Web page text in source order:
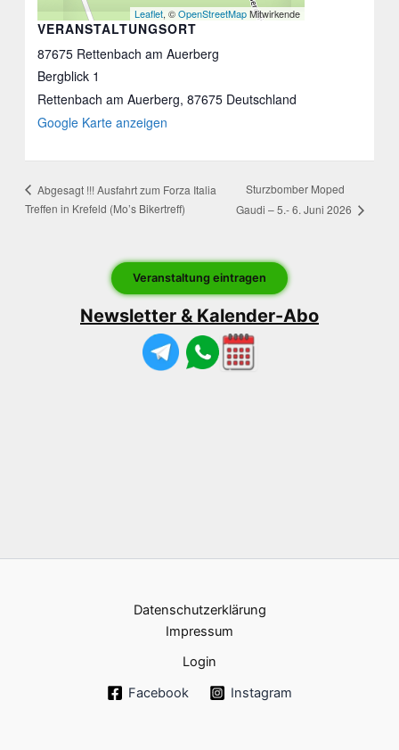
VERANSTALTUNGSORT
87675 Rettenbach am Auerberg
Bergblick 1
Rettenbach am Auerberg, 87675 Deutschland
Google Karte anzeigen
Leaflet, ©OpenStreetMapMitwirkende
Abgesagt !!! Ausfahrt zum Forza Italia
Treffen in Krefeld (Mo’s Bikertreff)
Sturzbomber Moped
Gaudi – 5.- 6. Juni 2026
Veranstaltung eintragen
Newsletter & Kalender-Abo
Datenschutzerklärung
Impressum
Login
Facebook
Instagram